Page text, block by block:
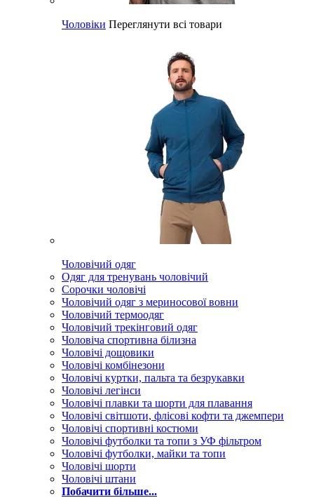
Чоловіки Переглянути всі товари
Чоловічий одяг
Одяг для тренувань чоловічий
Сорочки чоловічі
Чоловічий одяг з мериносової вовни
Чоловічий термоодяг
Чоловічий трекінговий одяг
Чоловіча спортивна білизна
Чоловічі дощовики
Чоловічі комбінезони
Чоловічі куртки, пальта та безрукавки
Чоловічі легінси
Чоловічі плавки та шорти для плавання
Чоловічі світшоти, флісові кофти та джемпери
Чоловічі спортивні костюми
Чоловічі футболки та топи з УФ фільтром
Чоловічі футболки, майки та топи
Чоловічі шорти
Чоловічі штани
Побачити більше...